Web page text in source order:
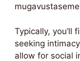
Typically, you’ll
seeking
allow for social